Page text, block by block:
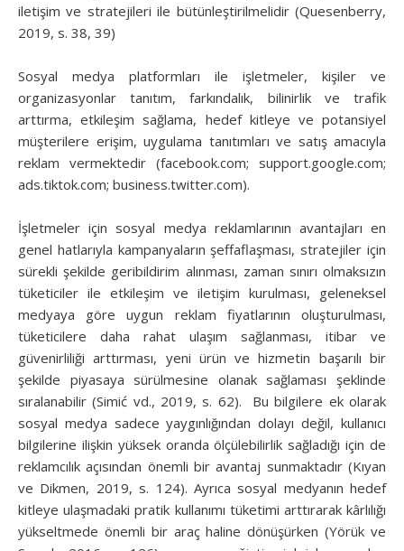
iletişim ve stratejileri ile bütünleştirilmelidir (Quesenberry,
2019, s. 38, 39)
Sosyal medya platformları ile işletmeler, kişiler ve
organizasyonlar tanıtım, farkındalık, bilinirlik ve trafik
arttırma, etkileşim sağlama, hedef kitleye ve potansiyel
müşterilere erişim, uygulama tanıtımları ve satış amacıyla
reklam vermektedir (facebook.com; support.google.com;
ads.tiktok.com; business.twitter.com).
İşletmeler için sosyal medya reklamlarının avantajları en
genel hatlarıyla kampanyaların şeffaflaşması, stratejiler için
sürekli şekilde geribildirim alınması, zaman sınırı olmaksızın
tüketiciler ile etkileşim ve iletişim kurulması, geleneksel
medyaya göre uygun reklam fiyatlarının oluşturulması,
tüketicilere daha rahat ulaşım sağlanması, itibar ve
güvenirliliği arttırması, yeni ürün ve hizmetin başarılı bir
şekilde piyasaya sürülmesine olanak sağlaması şeklinde
sıralanabilir (Simić vd., 2019, s. 62). Bu bilgilere ek olarak
sosyal medya sadece yaygınlığından dolayı değil, kullanıcı
bilgilerine ilişkin yüksek oranda ölçülebilirlik sağladığı için de
reklamcılık açısından önemli bir avantaj sunmaktadır (Kıyan
ve Dikmen, 2019, s. 124). Ayrıca sosyal medyanın hedef
kitleye ulaşmadaki pratik kullanımı tüketimi arttırarak kârlılığı
yükseltmede önemli bir araç haline dönüşürken (Yörük ve